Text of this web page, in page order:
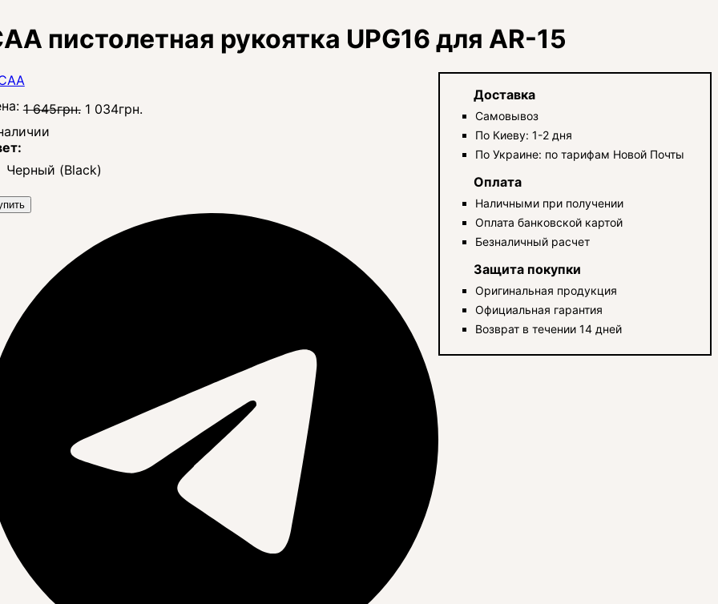
пистолетная рукоятка UPG16 для AR-15
1 645грн. 1 034грн.
Черный (Black)
Доставка
Самовывоз
По Киеву: 1-2 дня
По Украине: по тарифам Новой Почты
Оплата
Наличными при получении
Оплата банковской картой
Безналичный расчет
Защита покупки
Оригинальная продукция
Официальная гарантия
Возврат в течении 14 дней